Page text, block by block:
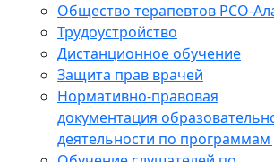
Общество терапевтов РСО-
Трудоустройство
Дистанционное обучение
Защита прав врачей
Нормативно-правовая
документация
деятельности по